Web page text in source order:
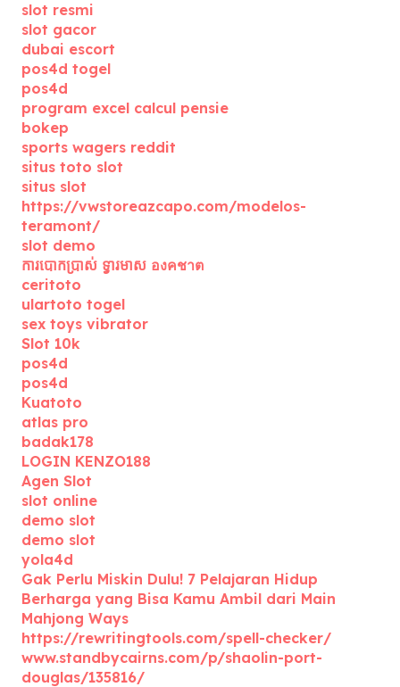
slot resmi
slot gacor
dubai escort
pos4d togel
pos4d
program excel calcul pensie
bokep
sports wagers reddit
situs toto slot
situs slot
https://vwstoreazcapo.com/modelos-
teramont/
slot demo
ការបោកប្រាស់ ទ្វារមាស องคชาต
ceritoto
ulartoto togel
sex toys vibrator
Slot 10k
pos4d
pos4d
Kuatoto
atlas pro
badak178
LOGIN KENZO188
Agen Slot
slot online
demo slot
demo slot
yola4d
Gak Perlu Miskin Dulu! 7 Pelajaran Hidup
Berharga yang Bisa Kamu Ambil dari Main
Mahjong Ways
https://rewritingtools.com/spell-checker/
www.standbycairns.com/p/shaolin-port-
douglas/135816/